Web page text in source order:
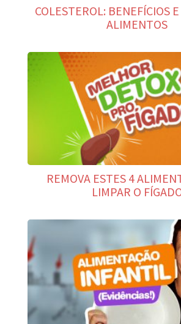
COLESTEROL: BENEFÍCIOS
ALIMENTOS
REMOVA ESTES 4
LIMPAR O